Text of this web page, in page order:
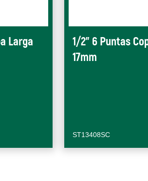
Larga
1/2" 6 Puntas
17mm
ST13408SC